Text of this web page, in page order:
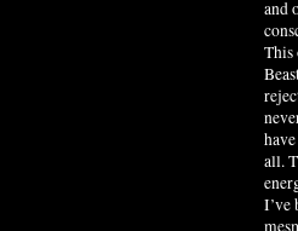
and
This
all.
I’ve